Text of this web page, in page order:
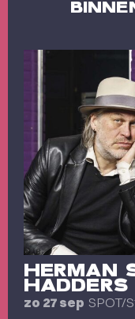
HERMAN
HADDERS
zo 27 sep SPOT/